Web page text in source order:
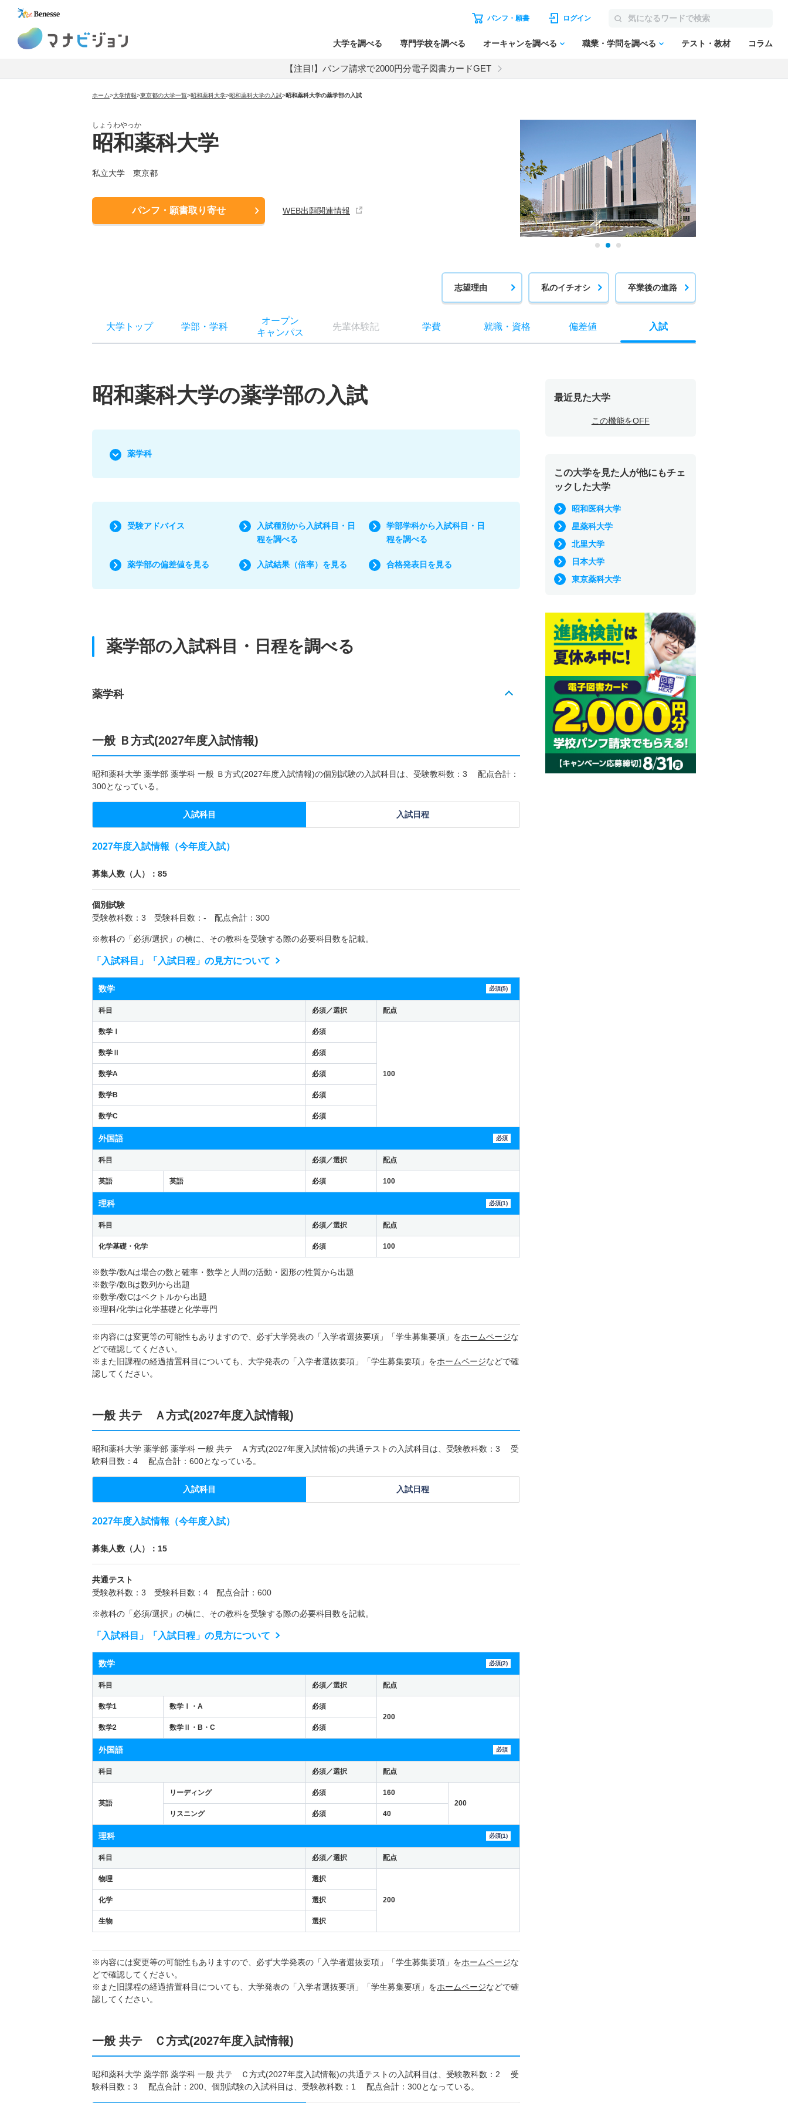
パンフ・願書 ログイン
大学を調べる 専門学校を調べる オーキャンを調べる 職業・学問を調べる テスト・教材 コラム
【注目!】パンフ請求で2000円分電子図書カードGET
ホーム>大学情報>東京都の大学一覧>昭和薬科大学>昭和薬科大学の入試>昭和薬科大学の薬学部の入試
しょうわやっか
昭和薬科大学
私立大学 東京都
パンフ・願書取り寄せ WEB出願関連情報
志望理由 私のイチオシ 卒業後の進路
大学トップ 学部 ・ 学科
オープン
キャンパス
先輩体験記 学費 就職・ 資格 偏差値 入試
昭和薬科大学の薬学部の入試
薬学科
受験アドバイス
入試種別から入試科目・日
程を調べる
学部学科から入試科目・日
程を調べる
薬学部の偏差値を見る 入試結果（倍率）を見る 合格発表日を見る
薬学部の入試科目・日程を調べる
薬学科
一般 Ｂ方式(2027年度入試情報)
昭和薬科大学 薬学部 薬学科 一般 Ｂ方式(2027年度入試情報)の個別試験の入試科目は、受験教科数：3 配点合計：
300となっている。
入試科目 入試日程
2027年度入試情報（今年度入試）
募集人数（人）：85
個別試験
受験教科数：3 受験科目数：- 配点合計：300
※教科の「必須/選択」の横に、その教科を受験する際の必要科目数を記載。
「入試科目」「入試日程」の見方について
数学 必須(5)
科目 必須／選択 配点
数学Ⅰ 必須
100
数学Ⅱ 必須
数学A 必須
数学B 必須
数学C 必須
外国語 必須
科目 必須／選択 配点
英語 英語 必須 100
理科 必須(1)
科目 必須／選択 配点
化学基礎・化学 必須 100
※数学/数Aは場合の数と確率・数学と人間の活動・図形の性質から出題
※数学/数Bは数列から出題
※数学/数Cはベクトルから出題
※理科/化学は化学基礎と化学専門
※内容には変更等の可能性もありますので、必ず大学発表の「入学者選抜要項」「学生募集要項」をホームページな
どで確認してください。
※また旧課程の経過措置科目についても、大学発表の「入学者選抜要項」「学生募集要項」をホームページなどで確
認してください。
一般 共テ Ａ方式(2027年度入試情報)
昭和薬科大学 薬学部 薬学科 一般 共テ Ａ方式(2027年度入試情報)の共通テストの入試科目は、受験教科数：3 受
験科目数：4 配点合計：600となっている。
入試科目 入試日程
2027年度入試情報（今年度入試）
募集人数（人）：15
共通テスト
受験教科数：3 受験科目数：4 配点合計：600
※教科の「必須/選択」の横に、その教科を受験する際の必要科目数を記載。
「入試科目」「入試日程」の見方について
数学 必須(2)
科目 必須／選択 配点
数学1 数学Ⅰ・A
必須
200
数学2
数学Ⅱ・B・C 必須
外国語 必須
科目 必須／選択 配点
英語
リーディング 必須
160
200
リスニング
必須 40
理科 必須(1)
科目 必須／選択 配点
物理 選択
200
化学 選択
生物 選択
※内容には変更等の可能性もありますので、必ず大学発表の「入学者選抜要項」「学生募集要項」をホームページな
どで確認してください。
※また旧課程の経過措置科目についても、大学発表の「入学者選抜要項」「学生募集要項」をホームページなどで確
認してください。
一般 共テ Ｃ方式(2027年度入試情報)
昭和薬科大学 薬学部 薬学科 一般 共テ Ｃ方式(2027年度入試情報)の共通テストの入試科目は、受験教科数：2 受
験科目数：3 配点合計：200、個別試験の入試科目は、受験教科数：1 配点合計：300となっている。
最近見た大学
この機能をOFF
この大学を見た人が他にもチェ
ックした大学
昭和医科大学
星薬科大学
北里大学
日本大学
東京薬科大学